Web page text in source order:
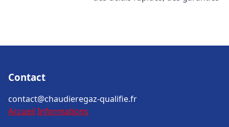
Contact
contact@chaudieregaz-qualifie.fr
Accueil Informations